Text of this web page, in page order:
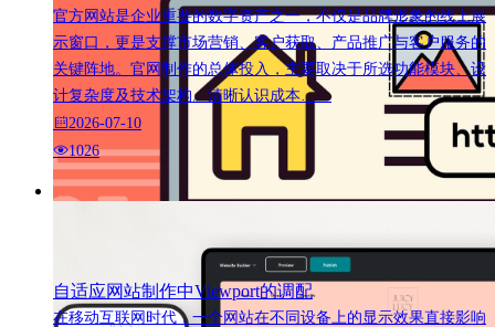
官方网站是企业重要的数字资产之一，不仅是品牌形象的线上展
示窗口，更是支撑市场营销、客户获取、产品推广与客户服务的
关键阵地。官网制作的总体投入，主要取决于所选功能模块、设
计复杂度及技术架构。清晰认识成本……
2026-07-10
1026
自适应网站制作中Viewport的调配
在移动互联网时代，一个网站在不同设备上的显示效果直接影响